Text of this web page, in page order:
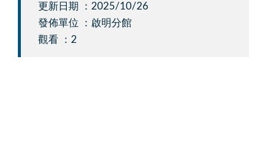
更新日期 ：2025/10/26
發佈單位 ：啟明分館
觀看 ：2